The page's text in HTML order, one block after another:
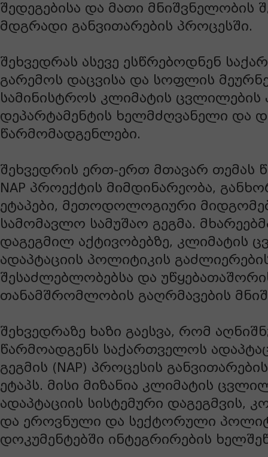
შედეგებისა და მათი მნიშვნელობის
მდგრადი განვითარების პროცესში.
შეხვედრას ასევე ესწრებოდნენ
გარემოს დაცვისა და სოფლის
სამინისტროს კლიმატის ცვლილების
დეპარტამენტის ხელმძღვანელი და
წარმომადგენლები.
შეხვედრის ერთ-ერთ მთავარ თემას
NAP პროექტის მიმდინარეობა,
ეტაპები, მეთოდოლოგიური
სამომავლო სამუშაო გეგმა.
დაგეგმილ აქტივობებზე, კლიმატის
ადაპტაციის პოლიტიკის
შესაძლებლობებსა და
თანამშრომლობის გაღრმავების
შეხვედრაზე ხაზი გაესვა, რომ
წარმოადგენს საქართველოს
გეგმის (NAP) პროცესის
ეტაპს. მისი მიზანია კლიმატის
ადაპტაციის სისტემური დაგეგმვის,
და ეროვნული და სექტორული
დოკუმენტებში ინტეგრირების